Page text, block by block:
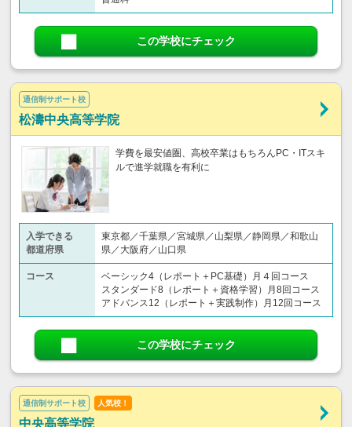
この学校にチェック
通信制サポート校
松濤中央高等学院
学費を最安値圏、高校卒業はもちろんPC・ITスキ
ルで進学就職を有利に
入学できる
都道府県
東京都／千葉県／宮城県／山梨県／静岡県／和歌山
県／大阪府／山口県
コース
ベーシック4（レポート＋PC基礎）月４回コース
スタンダード8（レポート＋資格学習）月8回コース
アドバンス12（レポート＋実践制作）月12回コース
この学校にチェック
通信制サポート校 人気校！
中央高等学院